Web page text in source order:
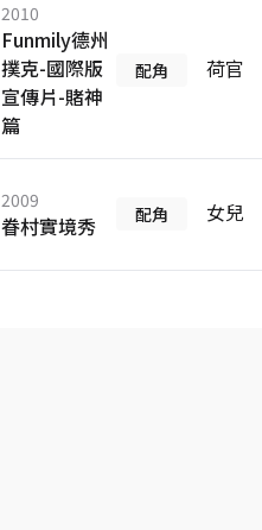
2010
Funmily德州
撲克-國際版
宣傳片-賭神
篇
配角 荷官
2009
眷村實境秀 配角 女兒